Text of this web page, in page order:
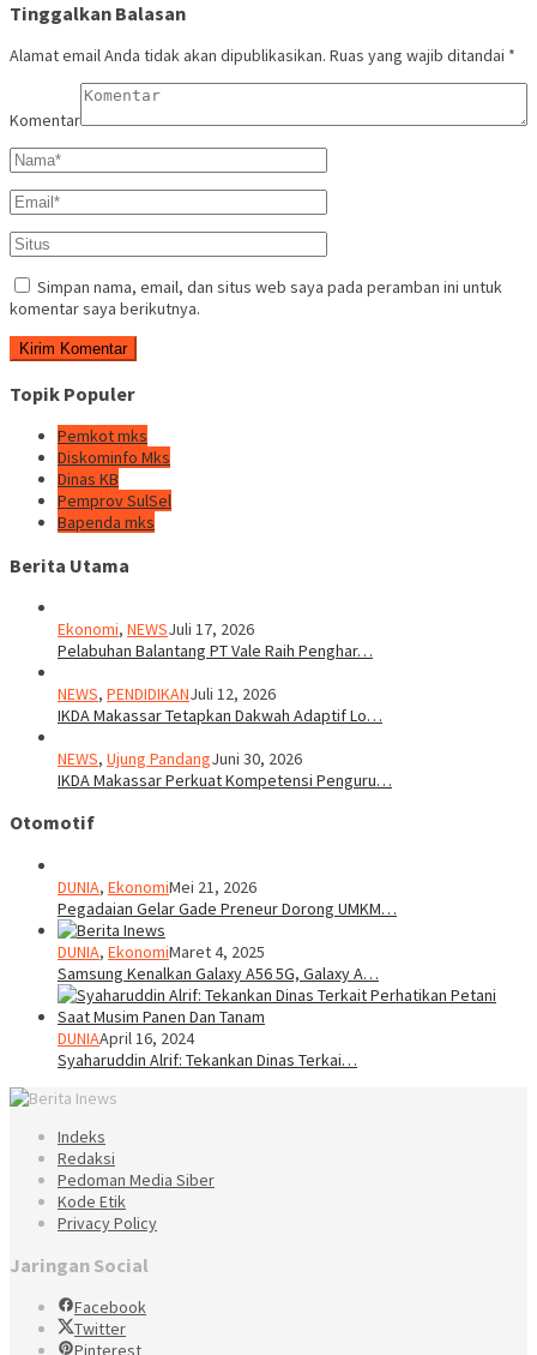
Tinggalkan Balasan
Alamat email Anda tidak akan dipublikasikan. Ruas yang wajib ditandai *
Komentar
Simpan nama, email, dan situs web saya pada peramban ini untuk
komentar saya berikutnya.
Topik Populer
Pemkot mks
Diskominfo Mks
Dinas KB
Pemprov SulSel
Bapenda mks
Berita Utama
Ekonomi, NEWSJuli 17, 2026
Pelabuhan Balantang PT Vale Raih Penghar…
NEWS, PENDIDIKANJuli 12, 2026
IKDA Makassar Tetapkan Dakwah Adaptif Lo…
NEWS, Ujung PandangJuni 30, 2026
IKDA Makassar Perkuat Kompetensi Penguru…
Otomotif
DUNIA, EkonomiMei 21, 2026
Pegadaian Gelar Gade Preneur Dorong UMKM…
DUNIA, EkonomiMaret 4, 2025
Samsung Kenalkan Galaxy A56 5G, Galaxy A…
DUNIAApril 16, 2024
Syaharuddin Alrif: Tekankan Dinas Terkai…
Indeks
Redaksi
Pedoman Media Siber
Kode Etik
Privacy Policy
Jaringan Social
Facebook
Twitter